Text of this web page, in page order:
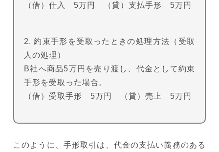
（借）仕入 5万円 （貸）支払手形 5万円
2. 約束手形を受取ったときの処理方法（受取
人の処理）
B社へ商品5万円を売り渡し、代金として約束
手形を受取った場合。
（借）受取手形 5万円 （貸）売上 5万円
このように、手形取引は、代金の支払い義務のある